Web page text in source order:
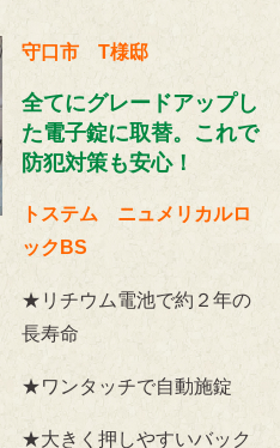
守口市 T様邸
全てにグレードアップし
た電子錠に取替。これで
防犯対策も安心！
トステム ニュメリカルロ
ックBS
★リチウム電池で約２年の
長寿命
★ワンタッチで自動施錠
★大きく押しやすいバック